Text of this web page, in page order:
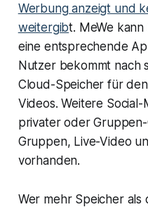
Werbung anzeigt und
weitergibt. MeWe
eine entsprechende
Nutzer bekommt nach
Cloud-Speicher für
Videos. Weitere
privater oder
Gruppen, Live-Video
vorhanden.
Wer mehr Speicher als